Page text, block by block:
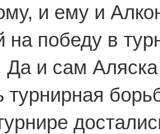
и ему и
на победу в
Да и сам
турнирная